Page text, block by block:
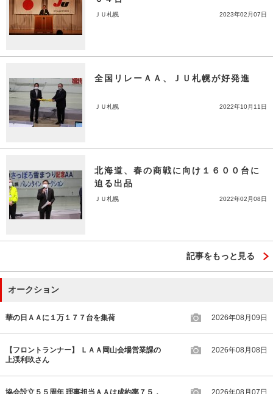
ＪＵ札幌 2023年02月07日
全国リレーＡＡ、ＪＵ札幌が好発進
ＪＵ札幌 2022年10月11日
北海道、春の商戦に向け１６００台に
迫る出品
ＪＵ札幌 2022年02月08日
記事をもっと見る
オークション
華の日ＡＡに１万１７７台を集荷 2026年08月09日
【フロントランナー】 ＬＡＡ岡山会場営業課の
上渓利玖さん
2026年08月08日
協会設立５５周年 理事担当ＡＡは成約率７５．
2026年08月07日